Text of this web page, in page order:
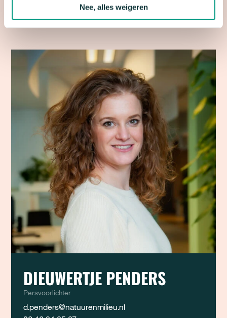
Nee, alles weigeren
Voor persgerelateerde vragen kun je terecht bij een
van onze persvoorlichters.
DIEUWERTJE PENDERS
Persvoorlichter
d.penders@natuurenmilieu.nl